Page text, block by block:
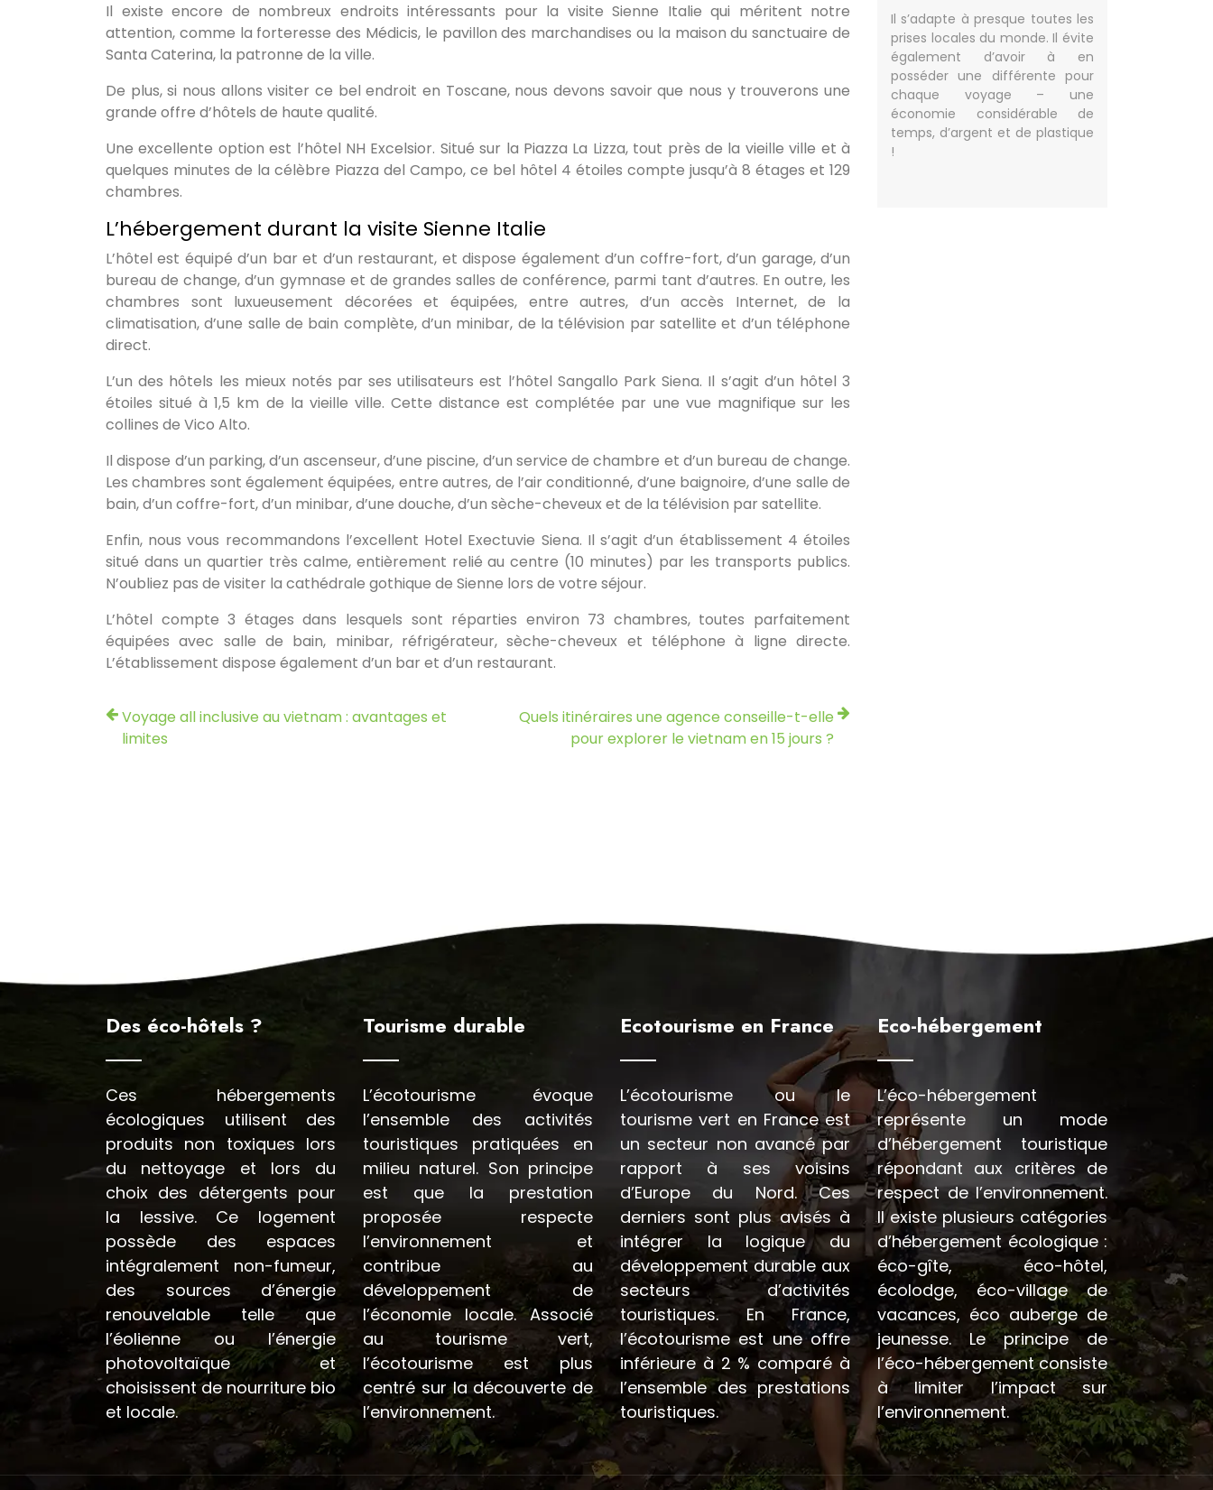
Il existe encore de nombreux endroits intéressants pour la visite Sienne Italie qui méritent notre
attention, comme la forteresse des Médicis, le pavillon des marchandises ou la maison du sanctuaire de
Santa Caterina, la patronne de la ville.
De plus, si nous allons visiter ce bel endroit en Toscane, nous devons savoir que nous y trouverons une
grande offre d’hôtels de haute qualité.
Une excellente option est l’hôtel NH Excelsior. Situé sur la Piazza La Lizza, tout près de la vieille ville et à
quelques minutes de la célèbre Piazza del Campo, ce bel hôtel 4 étoiles compte jusqu’à 8 étages et 129
chambres.
L’hébergement durant la visite Sienne Italie
L’hôtel est équipé d’un bar et d’un restaurant, et dispose également d’un coffre-fort, d’un garage, d’un
bureau de change, d’un gymnase et de grandes salles de conférence, parmi tant d’autres. En outre, les
chambres sont luxueusement décorées et équipées, entre autres, d’un accès Internet, de la
climatisation, d’une salle de bain complète, d’un minibar, de la télévision par satellite et d’un téléphone
direct.
L’un des hôtels les mieux notés par ses utilisateurs est l’hôtel Sangallo Park Siena. Il s’agit d’un hôtel 3
étoiles situé à 1,5 km de la vieille ville. Cette distance est complétée par une vue magnifique sur les
collines de Vico Alto.
Il dispose d’un parking, d’un ascenseur, d’une piscine, d’un service de chambre et d’un bureau de change.
Les chambres sont également équipées, entre autres, de l’air conditionné, d’une baignoire, d’une salle de
bain, d’un coffre-fort, d’un minibar, d’une douche, d’un sèche-cheveux et de la télévision par satellite.
Enfin, nous vous recommandons l’excellent Hotel Exectuvie Siena. Il s’agit d’un établissement 4 étoiles
situé dans un quartier très calme, entièrement relié au centre (10 minutes) par les transports publics.
N’oubliez pas de visiter la cathédrale gothique de Sienne lors de votre séjour.
L’hôtel compte 3 étages dans lesquels sont réparties environ 73 chambres, toutes parfaitement
équipées avec salle de bain, minibar, réfrigérateur, sèche-cheveux et téléphone à ligne directe.
L’établissement dispose également d’un bar et d’un restaurant.
Voyage all inclusive au vietnam : avantages et
limites
Quels itinéraires une agence conseille-t-elle
pour explorer le vietnam en 15 jours ?
Il s’adapte à presque toutes les
prises locales du monde. Il évite
également d’avoir à en
posséder une différente pour
chaque voyage – une
économie considérable de
temps, d’argent et de plastique
!
Des éco-hôtels ?
Ces hébergements
écologiques utilisent des
produits non toxiques lors
du nettoyage et lors du
choix des détergents pour
la lessive. Ce logement
possède des espaces
intégralement non-fumeur,
des sources d’énergie
renouvelable telle que
l’éolienne ou l’énergie
photovoltaïque et
choisissent de nourriture bio
et locale.
Tourisme durable
L’écotourisme évoque
l’ensemble des activités
touristiques pratiquées en
milieu naturel. Son principe
est que la prestation
proposée respecte
l’environnement et
contribue au
développement de
l’économie locale. Associé
au tourisme vert,
l’écotourisme est plus
centré sur la découverte de
l’environnement.
Ecotourisme en France
L’écotourisme ou le
tourisme vert en France est
un secteur non avancé par
rapport à ses voisins
d’Europe du Nord. Ces
derniers sont plus avisés à
intégrer la logique du
développement durable aux
secteurs d’activités
touristiques. En France,
l’écotourisme est une offre
inférieure à 2 % comparé à
l’ensemble des prestations
touristiques.
Eco-hébergement
L’éco-hébergement
représente un mode
d’hébergement touristique
répondant aux critères de
respect de l’environnement.
Il existe plusieurs catégories
d’hébergement écologique :
éco-gîte, éco-hôtel,
écolodge, éco-village de
vacances, éco auberge de
jeunesse. Le principe de
l’éco-hébergement consiste
à limiter l’impact sur
l’environnement.